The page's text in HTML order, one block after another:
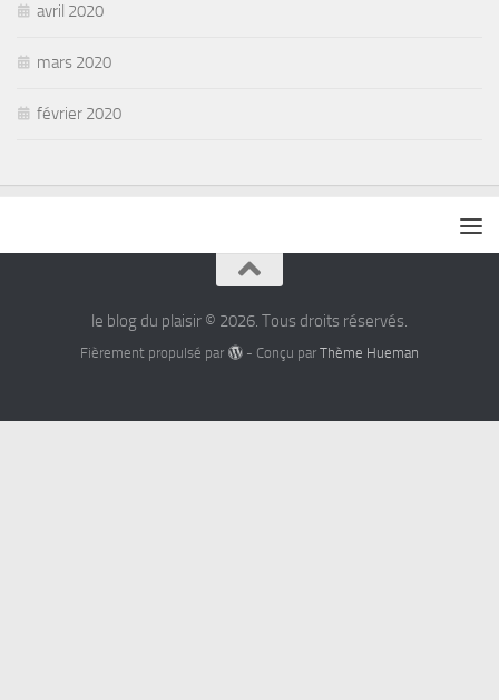
avril 2020
mars 2020
février 2020
le blog du plaisir © 2026. Tous droits réservés.
Fièrement propulsé par - Conçu par Thème Hueman